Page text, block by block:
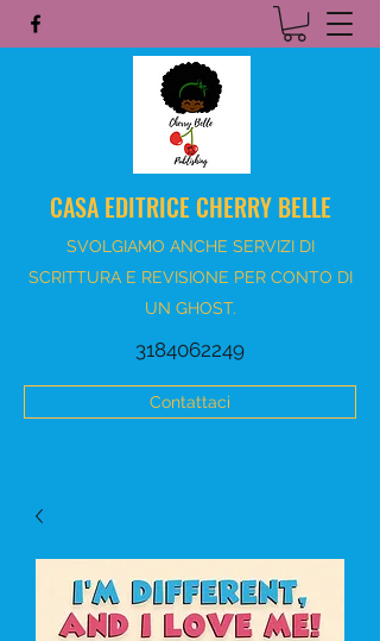
CASA EDITRICE CHERRY BELLE
SVOLGIAMO ANCHE SERVIZI DI
SCRITTURA E REVISIONE PER CONTO DI
UN GHOST.
3184062249
Contattaci